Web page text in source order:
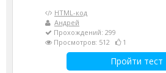
HTML-код
Андрей
Прохождений: 299
Просмотров: 512
1
Пройти тест